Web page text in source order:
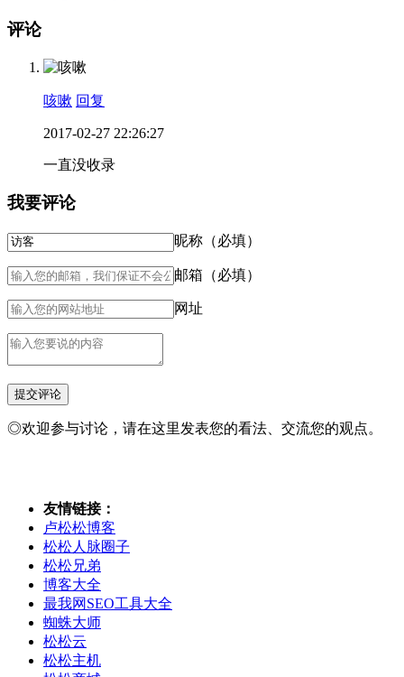
评论
咳嗽 回复
2017-02-27 22:26:27
一直没收录
我要评论
昵称（必填）
邮箱（必填）
网址
◎欢迎参与讨论，请在这里发表您的看法、交流您的观点。
友情链接：
卢松松博客
松松人脉圈子
松松兄弟
博客大全
最我网SEO工具大全
蜘蛛大师
松松云
松松主机